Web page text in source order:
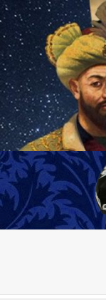
Skip
to
content